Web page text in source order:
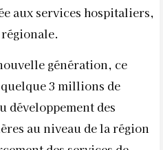
aux services hospitaliers,
génération, ce
3 millions de
développement des
au niveau de la région